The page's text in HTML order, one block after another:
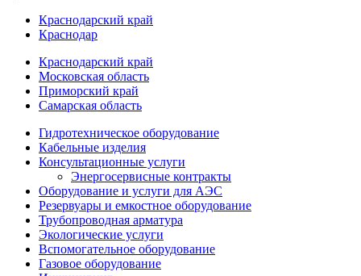
Краснодарский край
Краснодар
Краснодарский край
Московская область
Приморский край
Самарская область
Гидротехническое оборудование
Кабельные изделия
Консультационные услуги
Энергосервисные контракты
Оборудование и услуги для АЭС
Резервуары и емкостное оборудование
Трубопроводная арматура
Экологические услуги
Вспомогательное оборудование
Газовое оборудование